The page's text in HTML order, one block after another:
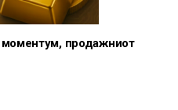
моментум, продажниот